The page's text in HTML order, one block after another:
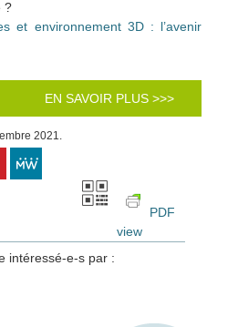
?
et environnement 3D : l’avenir
EN SAVOIR PLUS >>>
2021.
PDF
view
intéressé-e-s par :